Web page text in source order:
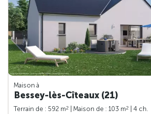
Maison à
Bessey-lès-Cîteaux (21)
Terrain de : 592 m2 | Maison de : 103 m2
| 4 ch.